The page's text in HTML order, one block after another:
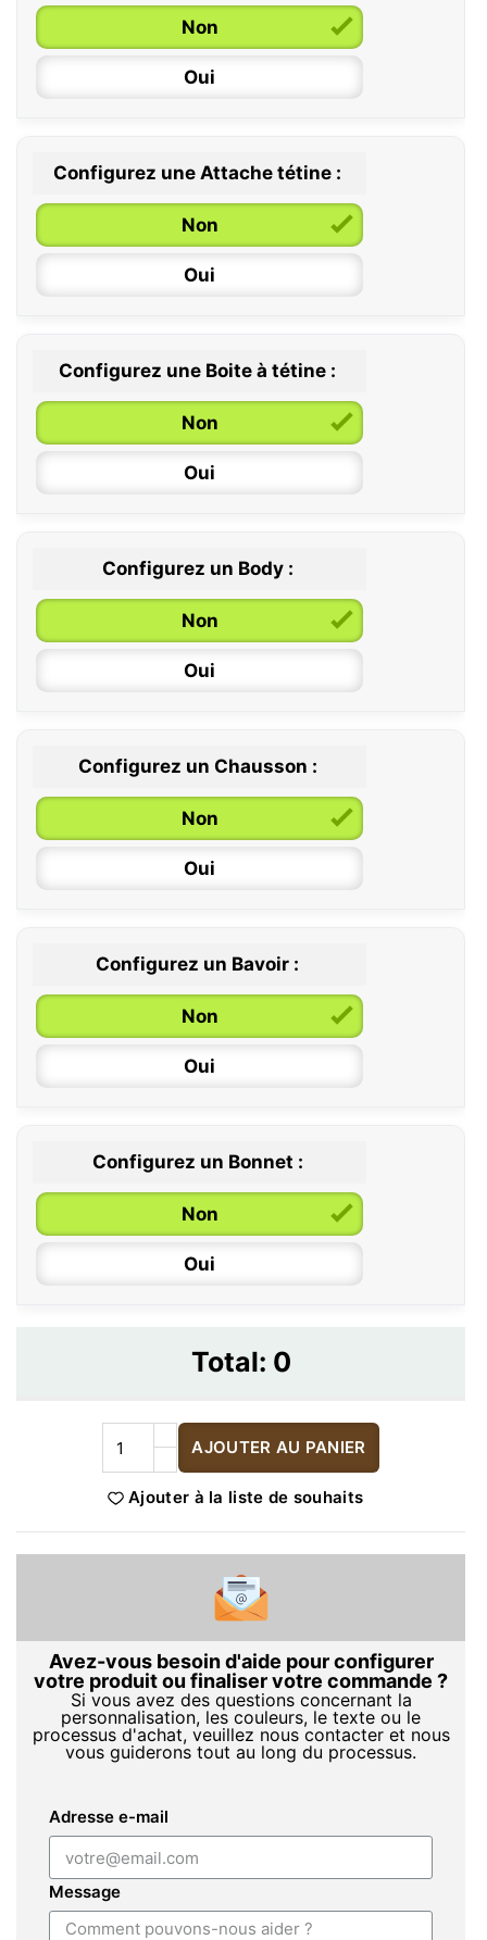
Non
Oui
0 / 6 mois
6 / 36 mois
Configurez une Attache tétine :
Non
Oui
Configurez une Boite à tétine :
Non
Oui
Configurez un Body :
Non
Oui
0 / 6 mois
6 / 12 mois
12 / 18 mois
Configurez un Chausson :
Non
Oui
Configurez un Bavoir :
Non
Oui
Configurez un Bonnet :
Non
Oui
Total: 0
AJOUTER AU PANIER
Ajouter à la liste de souhaits
Avez-vous besoin d'aide pour configurer
votre produit ou finaliser votre commande ?
Si vous avez des questions concernant la
personnalisation, les couleurs, le texte ou le
processus d'achat, veuillez nous contacter et nous
vous guiderons tout au long du processus.
Adresse e-mail
Message